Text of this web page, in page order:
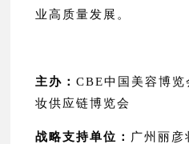
业高质量发展。
主办：CBE中国美容博
妆供应链博览会
战略支持单位： 广州丽彦